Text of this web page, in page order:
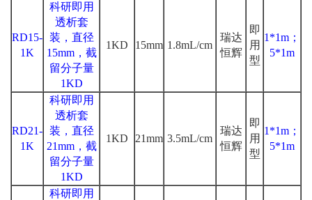
RD15-
1K
科研即用
透析套
装，直径
15mm，截
留分子量
1KD
1KD 15mm 1.8mL/cm
瑞达
恒辉
即
用
型
1*1m；
5*1m
RD21-
1K
科研即用
透析套
装，直径
21mm，截
留分子量
1KD
1KD 21mm 3.5mL/cm
瑞达
恒辉
即
用
型
1*1m；
5*1m
科研即用